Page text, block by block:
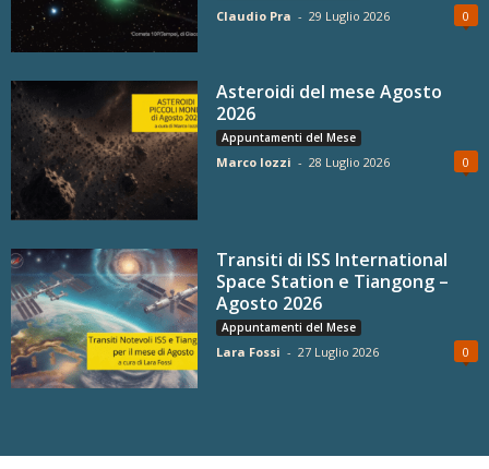
Claudio Pra - 29 Luglio 2026 0
Asteroidi del mese Agosto
2026
Appuntamenti del Mese
Marco Iozzi - 28 Luglio 2026 0
Transiti di ISS International
Space Station e Tiangong –
Agosto 2026
Appuntamenti del Mese
Lara Fossi - 27 Luglio 2026 0